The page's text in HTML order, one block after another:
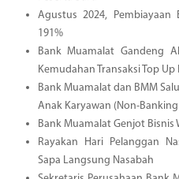
Agustus 2024, Pembiayaan
191%
Bank Muamalat Gandeng
Kemudahan Transaksi Top Up
Bank Muamalat dan BMM
Anak Karyawan (Non-
Bank Muamalat Genjot
Rayakan Hari Pelanggan
Sapa Langsung Nasabah